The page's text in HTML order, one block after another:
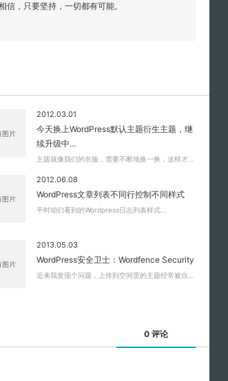
，只要坚持，一切都有可能。
图片
2012.03.01
今天换上WordPress默认主题衍生主题，继
续升级中…
主题就像我们的衣服，需要不断地换一换，这样才…
图片
2012.06.08
WordPress文章列表不同行控制不同样式
平时咱们看到的Wordpress日志列表样式…
图片
2013.05.03
WordPress安全卫士：Wordfence Security
近来我发现个问题，上传到空间里的主题经常被自…
0 评论